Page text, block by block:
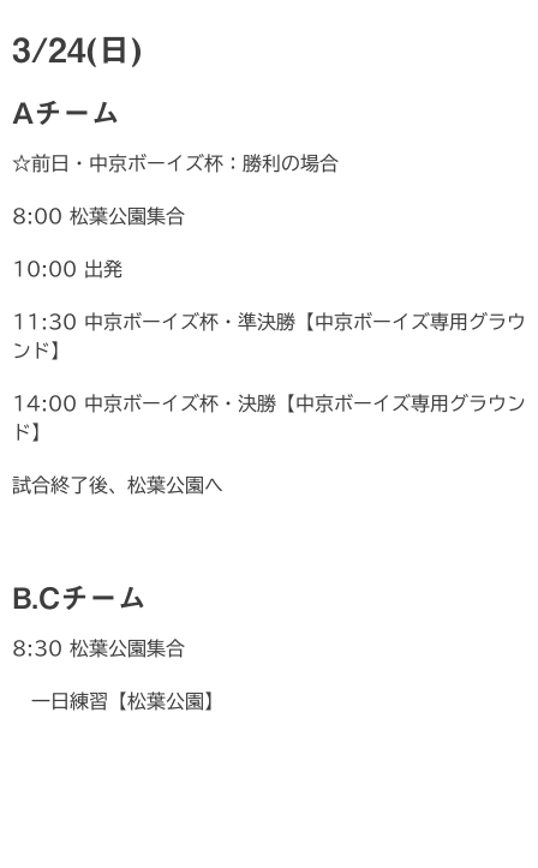
3/24(日)
Aチーム
☆前日・中京ボーイズ杯：勝利の場合
8:00 松葉公園集合
10:00 出発
11:30 中京ボーイズ杯・準決勝【中京ボーイズ専用グラウ
ンド】
14:00 中京ボーイズ杯・決勝【中京ボーイズ専用グラウン
ド】
試合終了後、松葉公園へ
B.Cチーム
8:30 松葉公園集合
一日練習【松葉公園】